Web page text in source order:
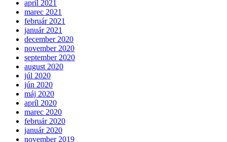
apríl 2021
marec 2021
február 2021
január 2021
december 2020
november 2020
september 2020
august 2020
júl 2020
jún 2020
máj 2020
apríl 2020
marec 2020
február 2020
január 2020
november 2019